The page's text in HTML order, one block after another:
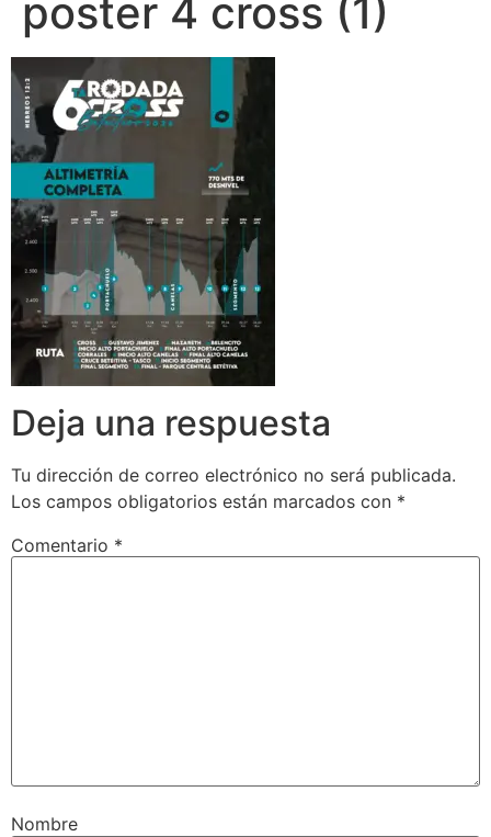
poster 4 cross (1)
Deja una respuesta
Tu dirección de correo electrónico no será publicada.
Los campos obligatorios están marcados con *
Comentario *
Nombre